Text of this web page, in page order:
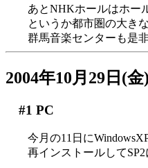
あとNHKホールはホー
というか都市圏の大き
群馬音楽センターも是
2004年10月29日(金)
#1 PC
今月の11日に
再インストールして